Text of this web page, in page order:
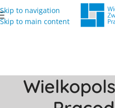
Skip to navigation
Skip to main content